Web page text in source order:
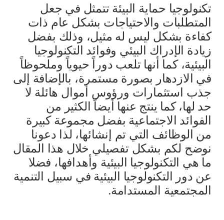
تكنولوجيا حماية البيئة تتمثل في جعل
المتطلبات والاحتياجات بشكل عام ذات
كفاءة بشكل ليس له مثيل، وذلك بفضل
زيادة الإدراك البيئي وفوائد التكنولوجيا
البيئية، كما أنها تلعب دوراً حيوياً وملحوظاً
في الازدهار بصورة مستمرة، بالإضافة إلى
جذب استثمارات ورؤوس أموال هائلة لا
حد لها، كما ينتج عنها أيضاً الكثير من
الفوائد الاجتماعية بفضل مجموعة كبيرة
من الوظائف التي تم إنشائها، لذا دعونا
نوضح لكم بشكل تفصيلي خلال هذا المقال
ما هي التكنولوجيا البيئية وأهدافها، فضلا
عن دور التكنولوجيا البيئية في سبيل التنمية
المجتمعية المستدامة.